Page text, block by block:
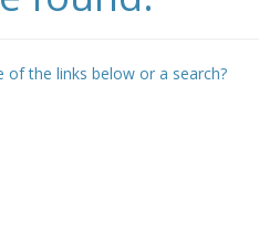
the links below or a search?